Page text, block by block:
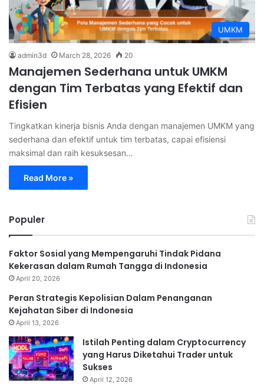
UMKM
admin3d March 28, 2026 20
Manajemen Sederhana untuk UMKM
dengan Tim Terbatas yang Efektif dan
Efisien
Tingkatkan kinerja bisnis Anda dengan manajemen UMKM yang
sederhana dan efektif untuk tim terbatas, capai efisiensi
maksimal dan raih kesuksesan…
Read More »
Populer
Faktor Sosial yang Mempengaruhi Tindak Pidana
Kekerasan dalam Rumah Tangga di Indonesia
April 20, 2026
Peran Strategis Kepolisian Dalam Penanganan
Kejahatan Siber di Indonesia
April 13, 2026
Istilah Penting dalam Cryptocurrency
yang Harus Diketahui Trader untuk
Sukses
April 12, 2026